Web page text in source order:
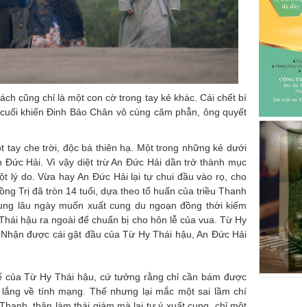
cũng chỉ là một con cờ trong tay kẻ khác. Cái chết bí
khiến Đinh Bảo Chân vô cùng căm phẫn, ông quyết
tay che trời, độc bá thiên hạ. Một trong những kẻ dưới
Hải. Vì vậy diệt trừ An Đức Hải dần trở thành mục
lý do. Vừa hay An Đức Hải lại tự chui đầu vào rọ, cho
Trị đã tròn 14 tuổi, dựa theo tổ huấn của triều Thanh
lâu ngày muốn xuất cung du ngoạn đồng thời kiếm
hậu ra ngoài để chuẩn bị cho hôn lễ của vua. Từ Hy
được cái gật đầu của Từ Hy Thái hậu, An Đức Hải
Từ Hy Thái hậu, cứ tưởng rằng chỉ cần bám được
về tính mạng. Thế nhưng lại mắc một sai lầm chí